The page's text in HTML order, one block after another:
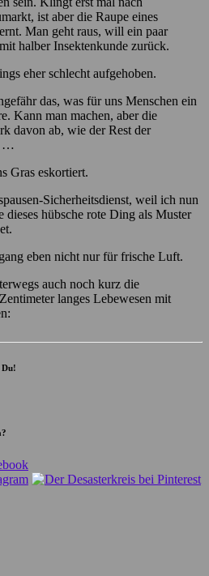
ist aber die Raupe eines
Man geht raus, will ein paar
halber Insektenkunde zurück.
eher schlecht aufgehoben.
das, was für uns Menschen ein
Kann man machen, aber die
davon ab, wie der Rest der
…
Gras eskortiert.
Sicherheitsdienst, weil ich nun
hübsche rote Ding als Muster
eben nicht nur für frische Luft.
auch noch kurz die
langes Lebewesen mit